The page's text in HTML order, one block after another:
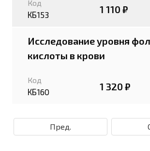
Код
КБ153 1 110 ₽
Исследование уровня
кислоты в крови
Код
КБ160 1 320 ₽
Пред.